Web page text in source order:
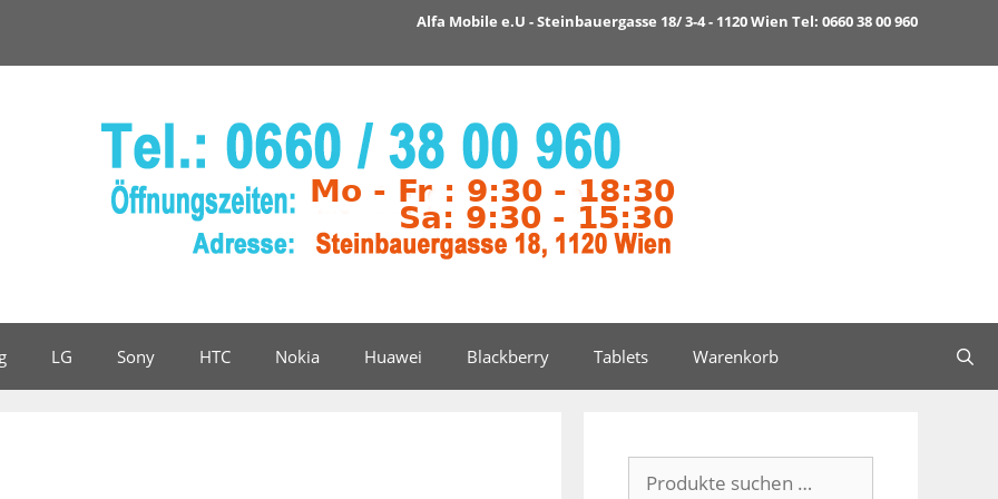
Alfa Mobile e.U - Steinbauergasse 18/ 3-4 - 1120 Wien Tel: 0660 38 00 960
LG Sony HTC Nokia Huawei Blackberry Tablets Warenkorb